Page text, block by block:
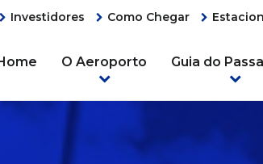
Investidores Como Chegar
O Aeroporto Guia do